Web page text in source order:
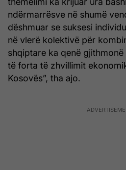
ndërmarrësve në shumë
dëshmuar se suksesi
në vlerë kolektivë për
shqiptare ka qenë
të forta të zhvillimit
Kosovës”, tha ajo.